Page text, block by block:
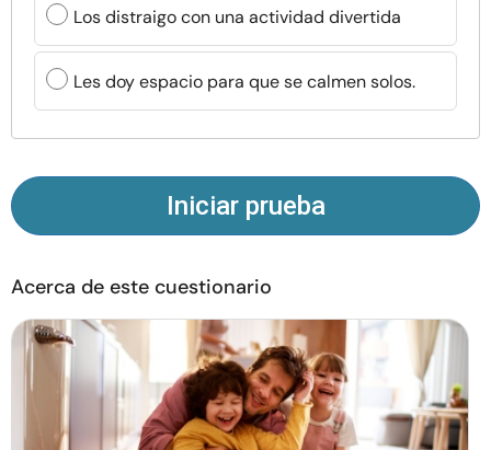
Recursos
Comunidad
Encuentra un terapeuta
Sobre nosotros Contáctanos Escríbenos
© Copyright 2026. Todos los derechos reservados.
Los distraigo con una actividad divertida
Les doy espacio para que se calmen solos.
Iniciar prueba
Acerca de este cuestionario